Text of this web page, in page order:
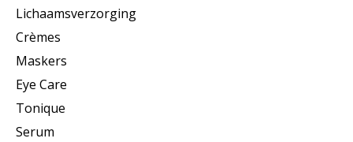
Lichaamsverzorging
Crèmes
Maskers
Eye Care
Tonique
Serum